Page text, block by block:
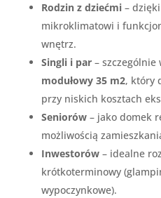
Rodzin z dziećmi–
mikroklimatowi i
wnętrz.
Singli i par– szczególnie
modułowy 35 m2, który
przy niskich kosztach
Seniorów– jako domek
możliwością
Inwestorów– idealne
krótkoterminowy
wypoczynkowe).